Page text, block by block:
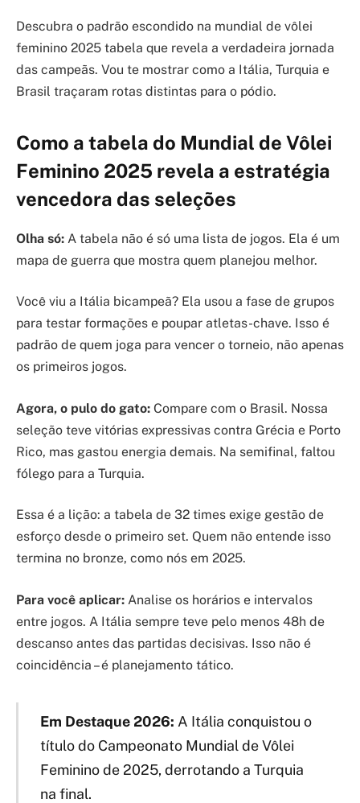
Descubra o padrão escondido na mundial de vôlei
feminino 2025 tabela que revela a verdadeira jornada
das campeãs. Vou te mostrar como a Itália, Turquia e
Brasil traçaram rotas distintas para o pódio.
Como a tabela do Mundial de Vôlei
Feminino 2025 revela a estratégia
vencedora das seleções
Olha só: A tabela não é só uma lista de jogos. Ela é um
mapa de guerra que mostra quem planejou melhor.
Você viu a Itália bicampeã? Ela usou a fase de grupos
para testar formações e poupar atletas-chave. Isso é
padrão de quem joga para vencer o torneio, não apenas
os primeiros jogos.
Agora, o pulo do gato: Compare com o Brasil. Nossa
seleção teve vitórias expressivas contra Grécia e Porto
Rico, mas gastou energia demais. Na semifinal, faltou
fólego para a Turquia.
Essa é a lição: a tabela de 32 times exige gestão de
esforço desde o primeiro set. Quem não entende isso
termina no bronze, como nós em 2025.
Para você aplicar: Analise os horários e intervalos
entre jogos. A Itália sempre teve pelo menos 48h de
descanso antes das partidas decisivas. Isso não é
coincidência – é planejamento tático.
Em Destaque 2026: A Itália conquistou o
título do Campeonato Mundial de Vôlei
Feminino de 2025, derrotando a Turquia
na final.